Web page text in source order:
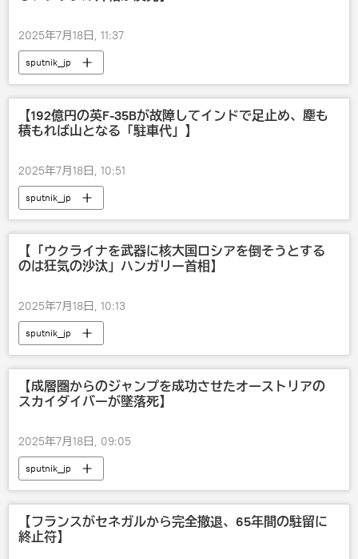
2025年7月18日, 11:37
sputnik_jp
【192億円の英F-35Bが故障してインドで足止め、塵も
積もれば山となる「駐車代」】
2025年7月18日, 10:51
sputnik_jp
【「ウクライナを武器に核大国ロシアを倒そうとする
のは狂気の沙汰」ハンガリー首相】
2025年7月18日, 10:13
sputnik_jp
【成層圏からのジャンプを成功させたオーストリアの
スカイダイバーが墜落死】
2025年7月18日, 09:05
sputnik_jp
【フランスがセネガルから完全撤退、65年間の駐留に
終止符】